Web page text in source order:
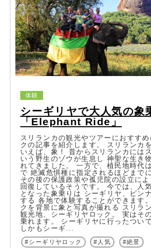
シーギリヤで大人気の象
「Elephant Ride」
体験
スリランカの観光やツアーにおすす
クの記事を紹介します。 スリランカ
いえば、象！ 昔からスリランカには
いう野生のゾウが生息し 神聖な生き
れてきました。 一方で、植民地時代
で 絶滅危惧種に指定されるほどまで
その後の保護政策や孤児院の設立に
回復しているそうです。 今では、人
となった象乗りは シーギリヤ、ピン
する 各地で体験することができます
クを背景に象と写真が撮れる スリラ
観光地、シーギリヤロック。 実はそ
乗れます。 シーギリヤに行ったつい
しかもシーギ...
シーギリヤロック 人気 絶景